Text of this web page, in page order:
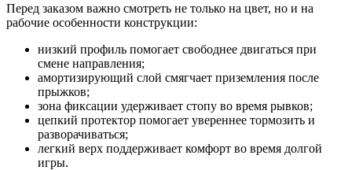
Перед заказом важно смотреть не только на цвет, но и на
рабочие особенности конструкции:
низкий профиль помогает свободнее двигаться при
смене направления;
амортизирующий слой смягчает приземления после
прыжков;
зона фиксации удерживает стопу во время рывков;
цепкий протектор помогает увереннее тормозить и
разворачиваться;
легкий верх поддерживает комфорт во время долгой
игры.